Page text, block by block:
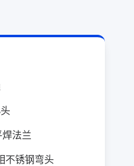
法兰
不锈钢弯头